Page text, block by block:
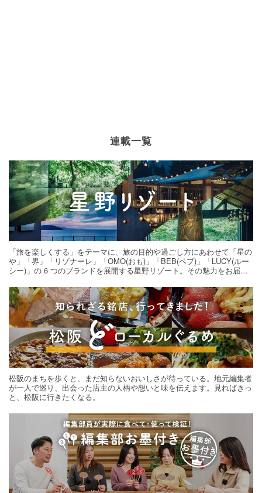
連載一覧
「旅を楽しくする」をテーマに、旅の目的や過ごし方にあわせて「星の
や」「界」「リゾナーレ」「OMO(おも)」「BEB(ベブ)」「LUCY(ルー
シー)」の 6 つのブランドを展開する星野リゾート。その魅力をお届け
松阪のまちを歩くと、まだ知らないおいしさが待っている。地元編集者
が一人で巡り、出会った店主の人柄や想いと味を伝えます。見ればきっ
と、松阪に行きたくなる。